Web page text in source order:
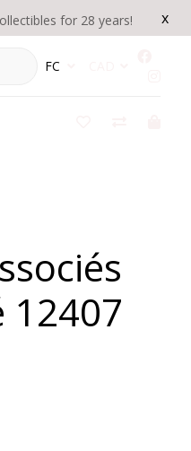
x
for 28 years!
FC
12407